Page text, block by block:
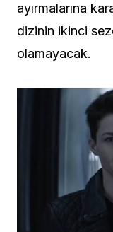
ayırmalarına
dizinin ikinci
olamayacak.